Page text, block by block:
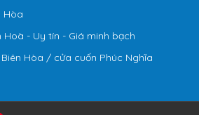
Hòa
Hoà - Uy tín - Giá minh bạch
Hòa / cửa cuốn Phúc Nghĩa